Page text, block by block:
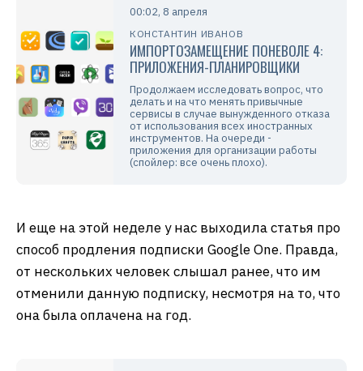
00:02, 8 апреля
КОНСТАНТИН ИВАНОВ
ИМПОРТОЗАМЕЩЕНИЕ ПОНЕВОЛЕ 4:
ПРИЛОЖЕНИЯ-ПЛАНИРОВЩИКИ
Продолжаем исследовать вопрос, что
делать и на что менять привычные
сервисы в случае вынужденного отказа
от использования всех иностранных
инструментов. На очереди -
приложения для организации работы
(спойлер: все очень плохо).
И еще на этой неделе у нас выходила статья про
способ продления подписки Google One. Правда,
от нескольких человек слышал ранее, что им
отменили данную подписку, несмотря на то, что
она была оплачена на год.